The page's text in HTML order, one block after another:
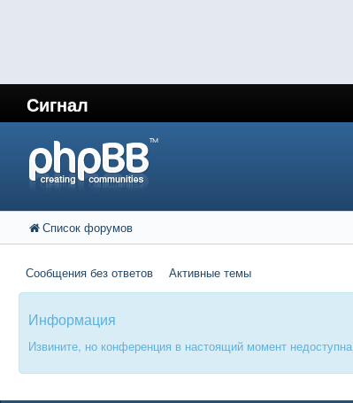
Сигнал
Список форумов
Сообщения без ответов Активные темы
Информация
Извините, но конференция в настоящий момент недоступна